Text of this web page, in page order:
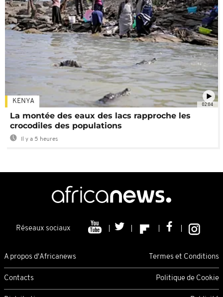
02:04
KENYA
La montée des eaux des lacs rapproche les
crocodiles des populations
Il y a 5 heures
Réseaux sociaux
A propos d'Africanews Termes et Conditions
Contacts Politique de Cookie